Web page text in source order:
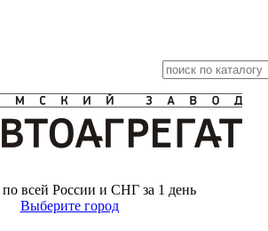
по всей России и СНГ за 1 день
Выберите город